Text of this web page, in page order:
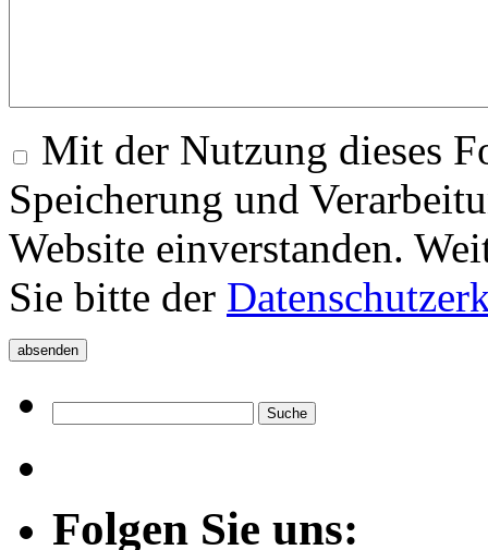
Mit der Nutzung dieses
Speicherung und
Website einverstanden.
Sie bitte der
Folgen Sie uns: